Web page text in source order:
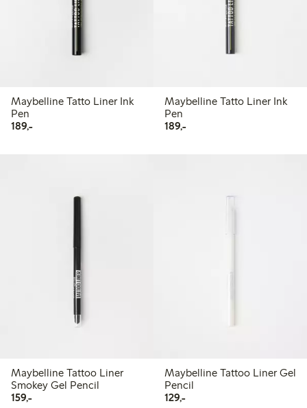
Maybelline Tatto Liner Ink
Pen
189,-189,00 kr
Maybelline Tatto Liner Ink
Pen
189,-189,00 kr
Maybelline Tattoo Liner
Smokey Gel Pencil
159,-159,00 kr
Maybelline Tattoo Liner Gel
Pencil
129,-129,00 kr